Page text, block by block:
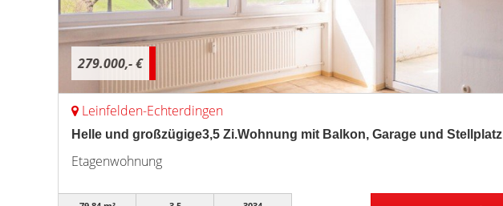
279.000,- €
Leinfelden-Echterdingen
Helle und großzügige3,5 Zi.Wohnung mit Balkon, Garage und Stellplatz
Etagenwohnung